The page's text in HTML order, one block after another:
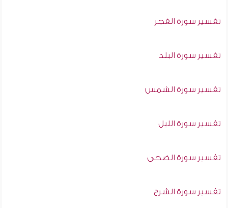
تفسير سورة الفجر
تفسير سورة البلد
تفسير سورة الشمس
تفسير سورة الليل
تفسير سورة الضحى
تفسير سورة الشرح